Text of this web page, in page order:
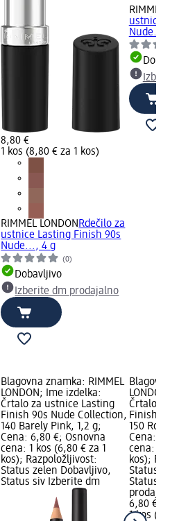
8,80 €
1 kos (8,80 € za 1 kos)
RIMMEL LONDONRdečilo za
ustnice Lasting Finish 90s
Nude..., 4 g
(0)
Dobavljivo
Izberite dm prodajalno
RIMMEL
ustnice
Nude...,
Blagovna znamka: RIMMEL
LONDON; Ime izdelka:
Črtalo za ustnice Lasting
Finish 90s Nude Collection,
140 Barely Pink, 1,2 g;
Cena: 6,80 €; Osnovna
cena: 1 kos (6,80 € za 1
kos); Razpoložljivost:
Status zelen Dobavljivo,
Status siv Izberite dm
Črtalo
Finish
150
Cena:
cena: 1
kos);
Status
Status
6,80 €
1 kos